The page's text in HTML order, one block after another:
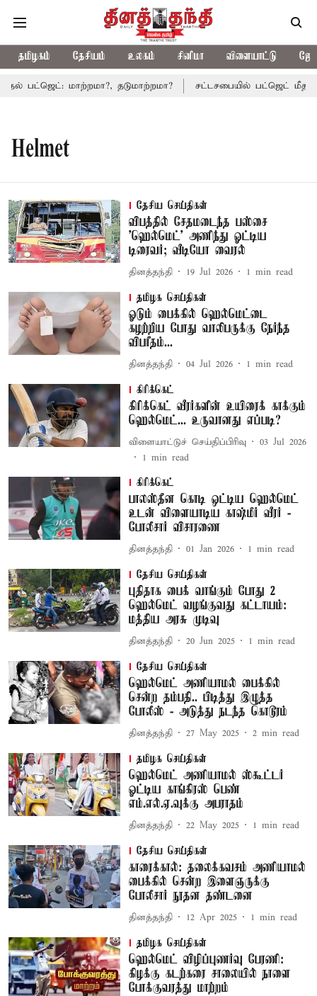
தமிழகம் தேசியம் உலகம் சினிமா விளையாட்டு
பட்ஜெட்: மாற்றமா?, தடுமாற்றமா? சட்டசபையில் பட்ஜெட் மீதான
Helmet
தேசிய செய்திகள்
விபத்தில் சேதமடைந்த பஸ்சை
'ஹெல்மெட்' அணிந்து ஓட்டிய
டிரைவர்; வீடியோ வைரல்
தினத்தந்தி 19 Jul 2026 1 min read
தமிழக செய்திகள்
ஓடும் பைக்கில் ஹெல்மெட்டை
கழற்றிய போது வாலிபருக்கு நேர்ந்த
விபரீதம்...
தினத்தந்தி 04 Jul 2026 1 min read
கிரிக்கெட்
கிரிக்கெட் வீரர்களின் உயிரைக் காக்கும்
ஹெல்மெட்... உருவானது எப்படி?
விளையாட்டுச் செய்திப்பிரிவு
03 Jul 2026
1 min read
கிரிக்கெட்
பாலஸ்தீன கொடி ஒட்டிய ஹெல்மெட்
உடன் விளையாடிய காஷ்மீர் வீரர் -
போலீசார் விசாரணை
தினத்தந்தி 01 Jan 2026 1 min read
தேசிய செய்திகள்
புதிதாக பைக் வாங்கும் போது 2
ஹெல்மெட் வழங்குவது கட்டாயம்:
மத்திய அரசு முடிவு
தினத்தந்தி 20 Jun 2025 1 min read
தேசிய செய்திகள்
ஹெல்மெட் அணியாமல் பைக்கில்
சென்ற தம்பதி.. பிடித்து இழுத்த
போலீஸ் - அடுத்து நடந்த கொடூரம்
தினத்தந்தி 27 May 2025 2 min read
தமிழக செய்திகள்
ஹெல்மெட் அணியாமல் ஸ்கூட்டர்
ஓட்டிய காங்கிரஸ் பெண்
எம்.எல்.ஏ.வுக்கு அபராதம்
தினத்தந்தி 22 May 2025 1 min read
தேசிய செய்திகள்
காரைக்கால்: தலைக்கவசம் அணியாமல்
பைக்கில் சென்ற இளைஞருக்கு
போலீசார் நூதன தண்டனை
தினத்தந்தி 12 Apr 2025 1 min read
தமிழக செய்திகள்
ஹெல்மெட் விழிப்புணர்வு பேரணி:
கிழக்கு கடற்கரை சாலையில் நாளை
போக்குவரத்து மாற்றம்